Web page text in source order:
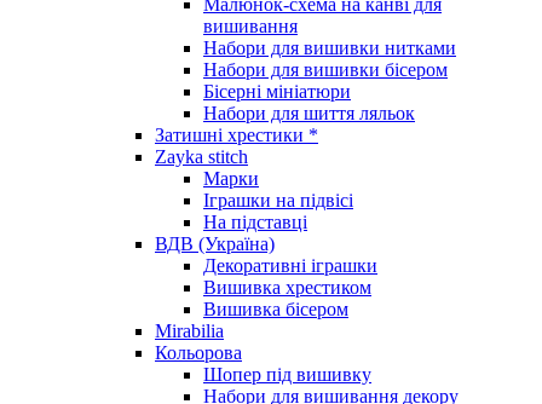
вишивання
Набори для вишивки нитками
Набори для вишивки бісером
Бісерні мініатюри
Набори для шиття ляльок
Затишні хрестики *
Zayka stitch
Марки
Іграшки на підвісі
На підставці
ВДВ (Україна)
Декоративні іграшки
Вишивка хрестиком
Вишивка бісером
Mirabilia
Кольорова
Шопер під вишивку
Набори для вишивання декору